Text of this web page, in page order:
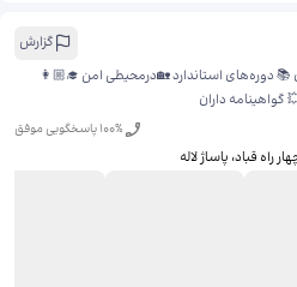
گزارش
📚 دوره‌های استاندارد 🏡درمحیطی امن 👩🏼‍🎓
100% پاسخگویی موفق
راه قباد، ​پاساژ لاله